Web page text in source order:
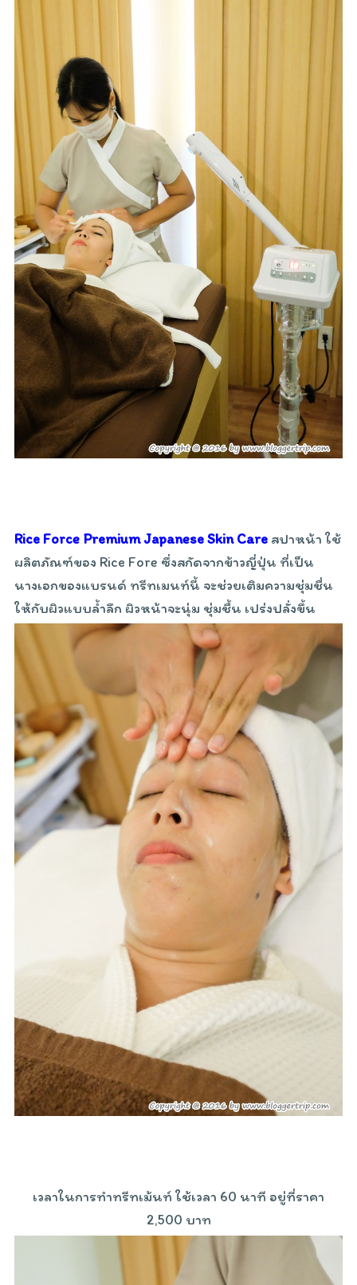
Rice Force Premium Japanese Skin Care สปาหน้า ใช้
ผลิตภัณฑ์ของ Rice Fore ซึ่งสกัดจากข้าวญี่ปุ่น ที่เป็น
นางเอกของแบรนด์ ทรีทเมนท์นี้ จะช่วยเติมความชุ่มชื่น
ให้กับผิวแบบล้ำลึก ผิวหน้าจะนุ่ม ชุ่มชื้น เปร่งปลั่งขึ้น
เวลาในการทำทรีทเม้นท์ ใช้เวลา 60 นาที อยู่ที่ราคา
2,500 บาท